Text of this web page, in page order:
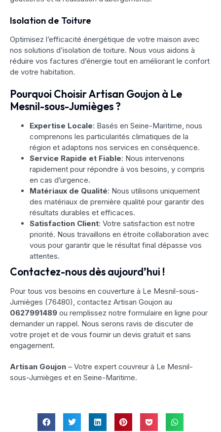
Isolation de Toiture
Optimisez l’efficacité énergétique de votre maison avec
nos solutions d’isolation de toiture. Nous vous aidons à
réduire vos factures d’énergie tout en améliorant le confort
de votre habitation.
Pourquoi Choisir Artisan Goujon à Le
Mesnil-sous-Jumièges ?
Expertise Locale: Basés en Seine-Maritime, nous
comprenons les particularités climatiques de la
région et adaptons nos services en conséquence.
Service Rapide et Fiable: Nous intervenons
rapidement pour répondre à vos besoins, y compris
en cas d’urgence.
Matériaux de Qualité: Nous utilisons uniquement
des matériaux de première qualité pour garantir des
résultats durables et efficaces.
Satisfaction Client: Votre satisfaction est notre
priorité. Nous travaillons en étroite collaboration avec
vous pour garantir que le résultat final dépasse vos
attentes.
Contactez-nous dès aujourd’hui !
Pour tous vos besoins en couverture à Le Mesnil-sous-
Jumièges (76480), contactez Artisan Goujon au
0627991489 ou remplissez notre formulaire en ligne pour
demander un rappel. Nous serons ravis de discuter de
votre projet et de vous fournir un devis gratuit et sans
engagement.
Artisan Goujon – Votre expert couvreur à Le Mesnil-
sous-Jumièges et en Seine-Maritime.